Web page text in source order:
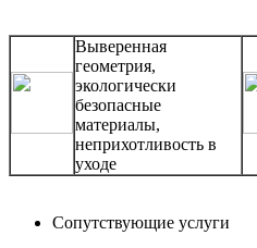
Выверенная
геометрия,
экологически
безопасные
материалы,
неприхотливость в
уходе
Сопутствующие услуги